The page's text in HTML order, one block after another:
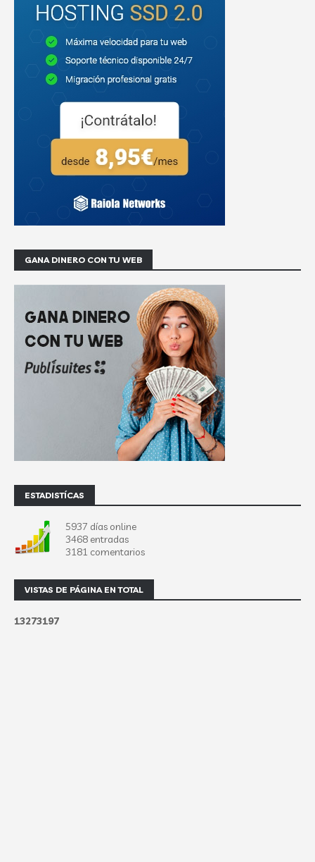
GANA DINERO CON TU WEB
ESTADISTÍCAS
5937 días online
3468 entradas
3181 comentarios
VISTAS DE PÁGINA EN TOTAL
13273197